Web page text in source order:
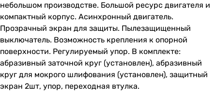
небольшом производстве. Большой ресурс двигателя и
компактный корпус. Асинхронный двигатель.
Прозрачный экран для защиты. Пылезащищенный
выключатель. Возможность крепления к опорной
поверхности. Регулируемый упор. В комплекте:
абразивный заточной круг (установлен), абразивный
круг для мокрого шлифования (установлен), защитный
экран 2шт, упор, переходная втулка.